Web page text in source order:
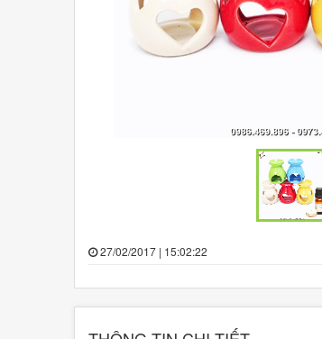
27/02/2017 | 15:02:22